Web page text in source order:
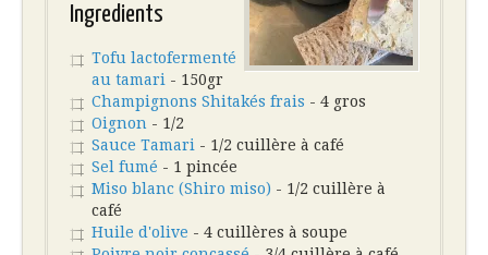
Ingredients
Tofu lactofermenté
au tamari - 150gr
Champignons Shitakés frais - 4 gros
Oignon - 1/2
Sauce Tamari - 1/2 cuillère à café
Sel fumé - 1 pincée
Miso blanc (Shiro miso) - 1/2 cuillère à
café
Huile d'olive - 4 cuillères à soupe